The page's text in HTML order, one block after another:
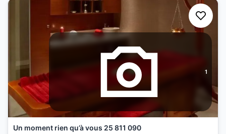
1
Un moment rien qu’à vous 25 811 090